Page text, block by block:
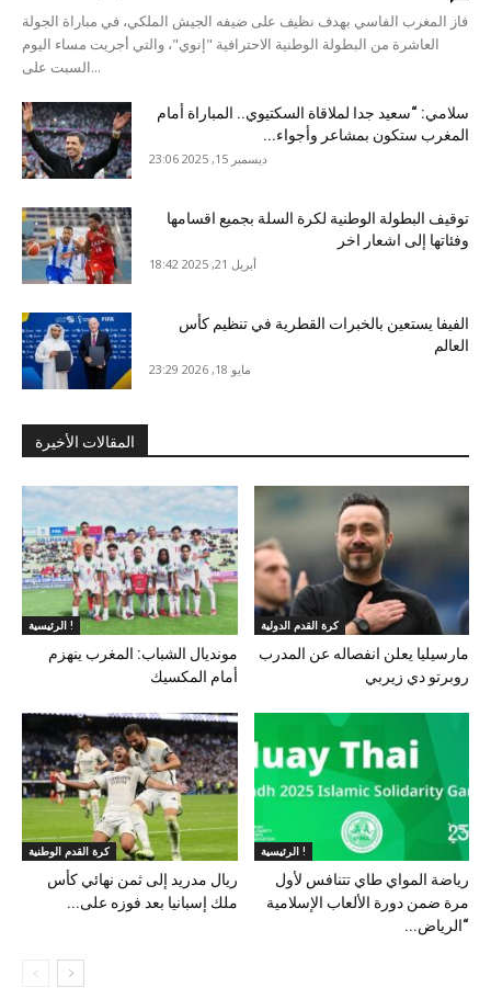
فاز المغرب الفاسي بهدف نظيف على ضيفه الجيش الملكي، في مباراة الجولة
العاشرة من البطولة الوطنية الاحترافية "إنوي"، والتي أجريت مساء اليوم
السبت على...
سلامي: “سعيد جدا لملاقاة السكتيوي.. المباراة أمام
المغرب ستكون بمشاعر وأجواء...
ديسمبر 15, 2025 23:06
توقيف البطولة الوطنية لكرة السلة بجميع اقسامها
وفئاتها إلى اشعار اخر
أبريل 21, 2025 18:42
الفيفا يستعين بالخبرات القطرية في تنظيم كأس
العالم
مايو 18, 2026 23:29
المقالات الأخيرة
الرئيسية !
مونديال الشباب: المغرب ينهزم
أمام المكسيك
كرة القدم الدولية
مارسيليا يعلن انفصاله عن المدرب
روبرتو دي زيربي
كرة القدم الوطنية
ريال مدريد إلى ثمن نهائي كأس
ملك إسبانيا بعد فوزه على...
الرئيسية !
رياضة المواي طاي تتنافس لأول
مرة ضمن دورة الألعاب الإسلامية
“الرياض...